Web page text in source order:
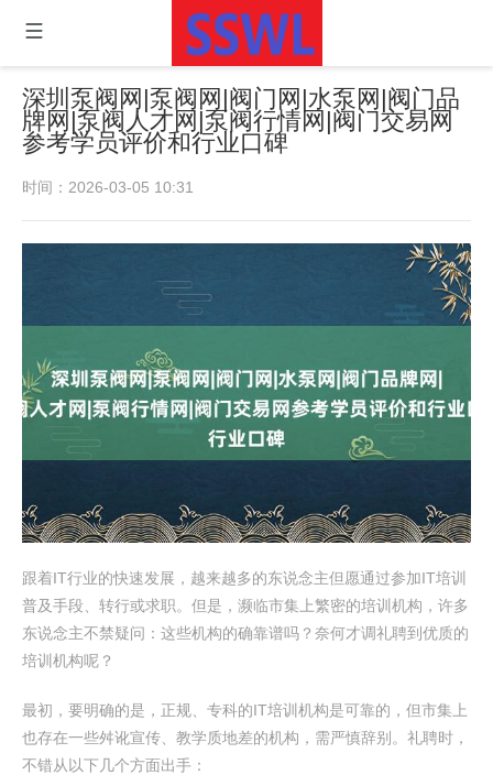
深圳泵阀网|泵阀网|阀门网|水泵网|阀门品
牌网|泵阀人才网|泵阀行情网|阀门交易网
参考学员评价和行业口碑
时间：2026-03-05 10:31
跟着IT行业的快速发展，越来越多的东说念主但愿通过参加IT培训
普及手段、转行或求职。但是，濒临市集上繁密的培训机构，许多
东说念主不禁疑问：这些机构的确靠谱吗？奈何才调礼聘到优质的
培训机构呢？
最初，要明确的是，正规、专科的IT培训机构是可靠的，但市集上
也存在一些舛讹宣传、教学质地差的机构，需严慎辞别。礼聘时，
不错从以下几个方面出手：